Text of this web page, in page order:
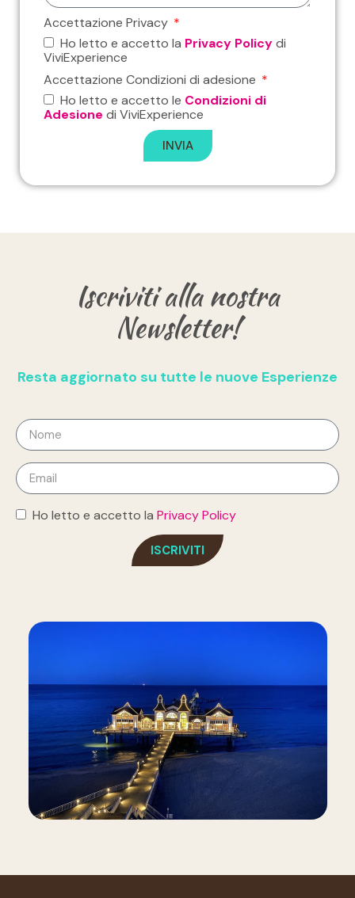
Accettazione Privacy
Ho letto e accetto la Privacy Policydi
ViviExperience
Accettazione Condizioni di adesione
Ho letto e accetto le Condizioni di
Adesione di ViviExperience
INVIA
Iscriviti alla nostra
Newsletter!
Resta aggiornato su tutte le nuove Esperienze
Ho letto e accetto la Privacy Policy
ISCRIVITI